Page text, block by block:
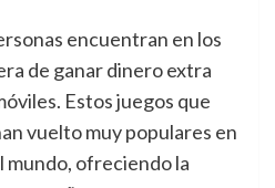
encuentran en los
de ganar dinero extra
Estos juegos que
vuelto muy populares en
ofreciendo la